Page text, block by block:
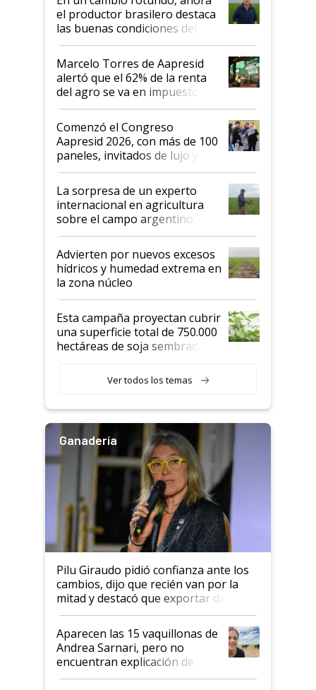
sistema productivo"
el productor brasilero destaca
las buenas condiciones del
agro argentino para invertir:
"Los veo más motivados"
Marcelo Torres de Aapresid
alertó que el 62% de la renta
del agro se va en impuestos:
"No es bueno que en
Argentina se sigan discutiendo
las mismas cosas de hace 50
años"
Comenzó el Congreso
Aapresid 2026, con más de 100
paneles, invitados de lujo y
todas las tendencias
La sorpresa de un experto
internacional en agricultura
sobre el campo argentino:
"Estoy muy impresionado"
Advierten por nuevos excesos
hídricos y humedad extrema en
la zona núcleo
Esta campaña proyectan cubrir
una superficie total de 750.000
hectáreas de soja sembradas
variedades que marcan un
salto tecnológico en genética y
Ver todos los temas
Ganadería
Pilu Giraudo pidió confianza ante los
cambios, dijo que recién van por la
mitad y destacó que exportar dejó de
ser "para unos pocos": "Tenemos un
mandato muy claro del gobierno
nacional"
Aparecen las 15 vaquillonas de
Andrea Sarnari, pero no
encuentran explicación de
cómo llegaron allí